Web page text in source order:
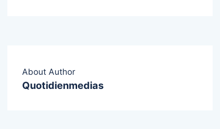
About Author
Quotidienmedias